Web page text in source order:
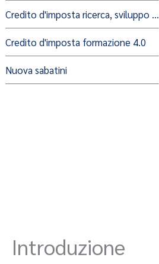
Credito d'imposta ricerca, sviluppo ...
Credito d'imposta formazione 4.0
Nuova sabatini
Introduzione